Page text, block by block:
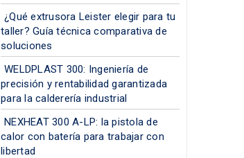
¿Qué extrusora Leister elegir para tu
taller? Guía técnica comparativa de
soluciones
WELDPLAST 300: Ingeniería de
precisión y rentabilidad garantizada
para la calderería industrial
NEXHEAT 300 A-LP: la pistola de
calor con batería para trabajar con
libertad